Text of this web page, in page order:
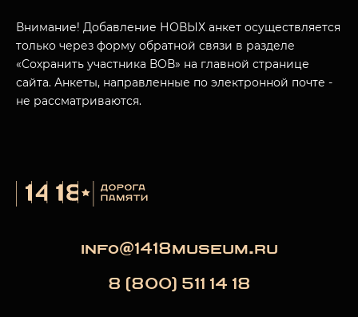
ПОСЕТИТЕЛЯМ
О НАС
Внимание! Добавление НОВЫХ анкет осуществляется
только через форму обратной связи в разделе
«Сохранить участника ВОВ» на главной странице
сайта. Анкеты, направленные по электронной почте -
не рассматриваются.
info@1418museum.ru
8 (800) 511 14 18